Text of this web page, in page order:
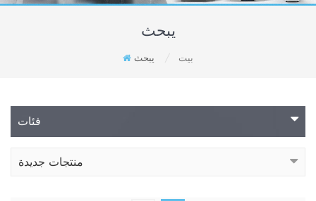
يبحث
بيت يبحث
فئات
منتجات جديدة